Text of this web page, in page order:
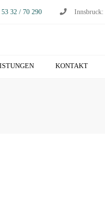
53 32 / 70 290 Innsbruck:
KONTAKT